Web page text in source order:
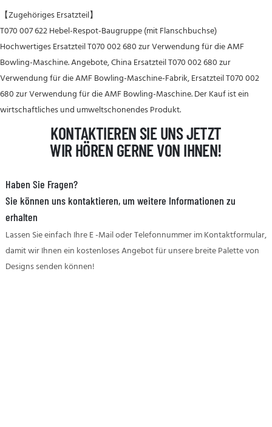
【Zugehöriges Ersatzteil】
T070 007 622 Hebel-Respot-Baugruppe (mit Flanschbuchse)
Hochwertiges Ersatzteil T070 002 680 zur Verwendung für die AMF
Bowling-Maschine. Angebote, China Ersatzteil T070 002 680 zur
Verwendung für die AMF Bowling-Maschine-Fabrik, Ersatzteil T070 002
680 zur Verwendung für die AMF Bowling-Maschine. Der Kauf ist ein
wirtschaftliches und umweltschonendes Produkt.
KONTAKTIEREN SIE UNS JETZT
WIR HÖREN GERNE VON IHNEN!
Haben Sie Fragen?
Sie können uns kontaktieren, um weitere Informationen zu
erhalten
Lassen Sie einfach Ihre E -Mail oder Telefonnummer im Kontaktformular,
damit wir Ihnen ein kostenloses Angebot für unsere breite Palette von
Designs senden können!